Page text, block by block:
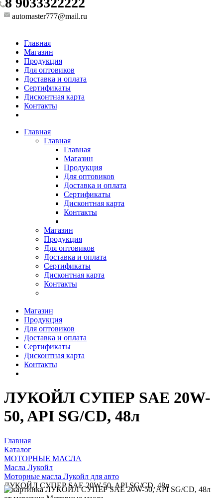
automaster777@mail.ru
Главная
Магазин
Продукция
Для оптовиков
Доставка и оплата
Сертификаты
Дисконтная карта
Контакты
Главная
Главная
Главная
Магазин
Продукция
Для оптовиков
Доставка и оплата
Сертификаты
Дисконтная карта
Контакты
Магазин
Продукция
Для оптовиков
Доставка и оплата
Сертификаты
Дисконтная карта
Контакты
Магазин
Продукция
Для оптовиков
Доставка и оплата
Сертификаты
Дисконтная карта
Контакты
ЛУКОЙЛ СУПЕР SAE 20W-
50, API SG/CD, 48л
Главная
Каталог
МОТОРНЫЕ МАСЛА
Масла Лукойл
Моторные масла Лукойл для авто
ЛУКОЙЛ СУПЕР SAE 20W-50, API SG/CD, 48л